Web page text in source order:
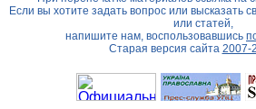
Если вы хотите задать вопрос или высказать
или статей,
напишите нам, воспользовавшись
Старая версия сайта 2007-